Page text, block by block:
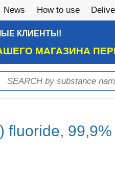
News How to use
КЛИЕНТЫ!
МАГАЗИНА
Search form
fluoride, 99,9%